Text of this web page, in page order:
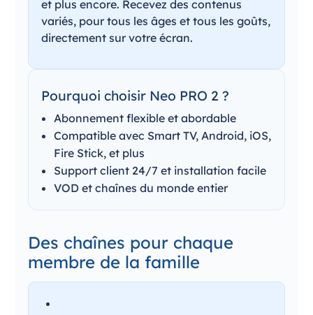
et plus encore. Recevez des contenus
variés, pour tous les âges et tous les goûts,
directement sur votre écran.
Pourquoi choisir Neo PRO 2 ?
Abonnement flexible et abordable
Compatible avec Smart TV, Android, iOS,
Fire Stick, et plus
Support client 24/7 et installation facile
VOD et chaînes du monde entier
Des chaînes pour chaque
membre de la famille